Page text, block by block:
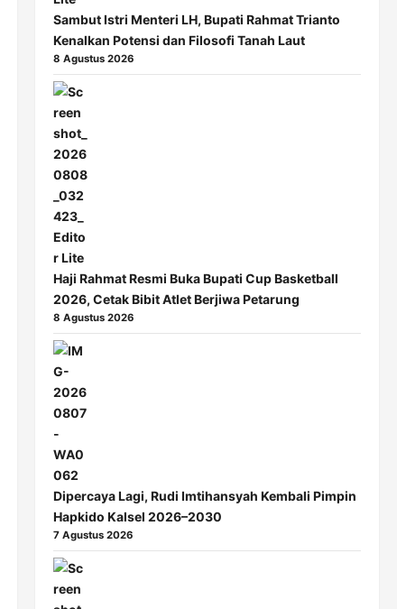
Sambut Istri Menteri LH, Bupati Rahmat Trianto
Kenalkan Potensi dan Filosofi Tanah Laut
8 Agustus 2026
Haji Rahmat Resmi Buka Bupati Cup Basketball
2026, Cetak Bibit Atlet Berjiwa Petarung
8 Agustus 2026
Dipercaya Lagi, Rudi Imtihansyah Kembali Pimpin
Hapkido Kalsel 2026–2030
7 Agustus 2026